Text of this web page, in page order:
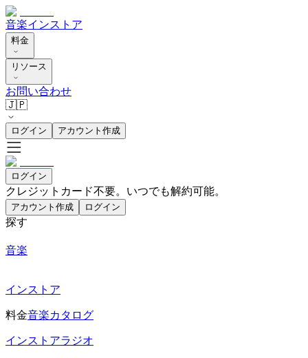
音楽インストア
料金
リソース
お問い合わせ
🇯🇵
ログイン アカウント作成
ログイン
クレジットカード不要。いつでも解約可能。
アカウント作成 ログイン
探す
音楽
インストア
料金音楽カタログ
インストアラジオ